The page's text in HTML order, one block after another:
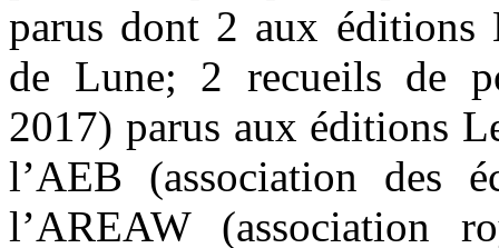
parus dont 2 aux éditions
de Lune; 2 recueils de
2017) parus aux éditions
l’AEB (association des
l’AREAW (association